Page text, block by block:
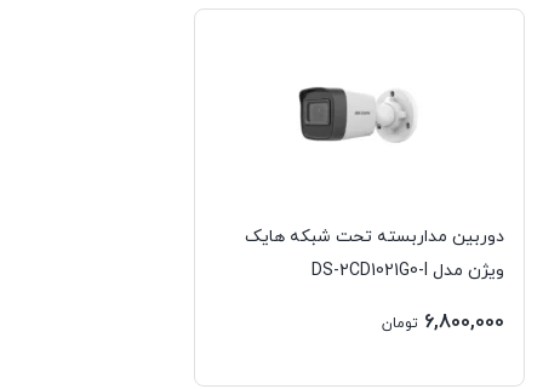
کولر مستر | Cooler Master
لاجیتک | LOGITECH
دوربین مداربسته تحت شبکه هایک
ویژن مدل DS-2CD1021G0-I
6,800,000 تومان